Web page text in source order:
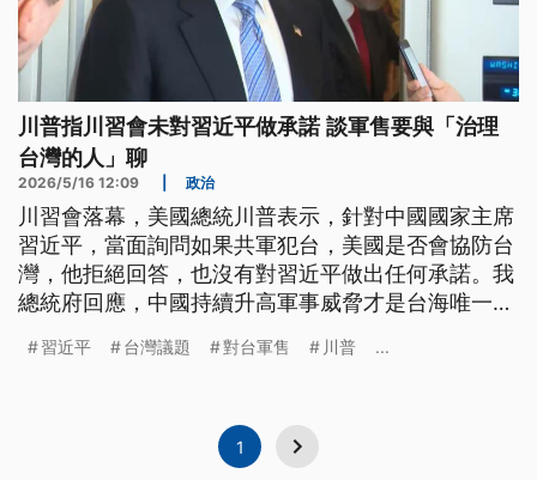
川普指川習會未對習近平做承諾 談軍售要與「治理
台灣的人」聊
2026/5/16 12:09 政治
川習會落幕，美國總統川普表示，針對中國國家主席
習近平，當面詢問如果共軍犯台，美國是否會協防台
灣，他拒絕回答，也沒有對習近平做出任何承諾。我
總統府回應，中國持續升高軍事威脅才是台海唯一不
「治理台灣的人」聊，是否代表上演「川賴通話」，
習近平 台灣議題 對台軍售 川普 ...
1